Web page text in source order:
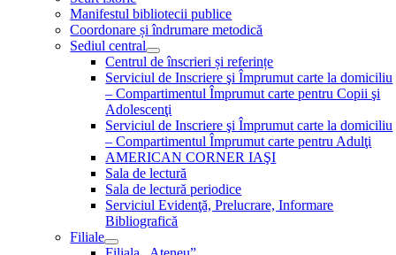
Manifestul bibliotecii publice
Coordonare și îndrumare metodică
Sediul central
Centrul de înscrieri și referințe
Serviciul de Inscriere şi Împrumut carte la domiciliu
– Compartimentul Împrumut carte pentru Copii şi
Adolescenţi
Serviciul de Inscriere şi Împrumut carte la domiciliu
– Compartimentul Împrumut carte pentru Adulţi
AMERICAN CORNER IAŞI
Sala de lectură
Sala de lectură periodice
Serviciul Evidenţă, Prelucrare, Informare
Bibliografică
Filiale